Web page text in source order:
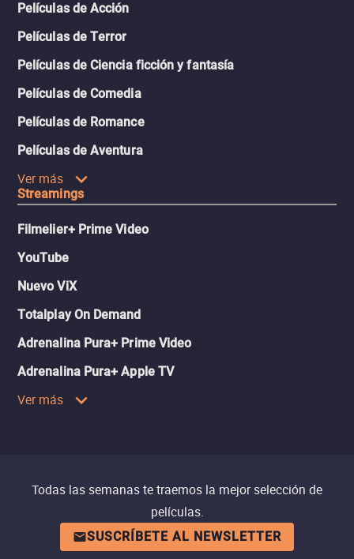
Películas de Acción
Películas de Terror
Películas de Ciencia ficción y fantasía
Películas de Comedia
Películas de Romance
Películas de Aventura
Ver más
Streamings
Filmelier+ Prime Video
YouTube
Nuevo ViX
Totalplay On Demand
Adrenalina Pura+ Prime Video
Adrenalina Pura+ Apple TV
Ver más
Todas las semanas te traemos la mejor selección de
películas.
SUSCRÍBETE AL NEWSLETTER